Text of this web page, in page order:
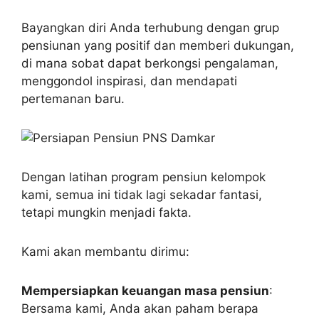
Bayangkan diri Anda terhubung dengan grup
pensiunan yang positif dan memberi dukungan,
di mana sobat dapat berkongsi pengalaman,
menggondol inspirasi, dan mendapati
pertemanan baru.
Dengan latihan program pensiun kelompok
kami, semua ini tidak lagi sekadar fantasi,
tetapi mungkin menjadi fakta.
Kami akan membantu dirimu:
Mempersiapkan keuangan masa pensiun:
Bersama kami, Anda akan paham berapa